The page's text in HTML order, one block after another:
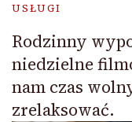
USŁUGI
Rodzinny
niedzielne
nam czas
zrelaksować.